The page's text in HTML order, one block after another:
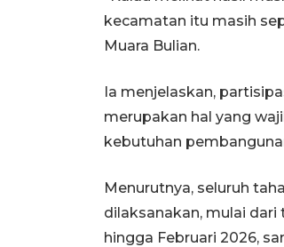
kecamatan itu masih
Muara Bulian.
Ia menjelaskan,
merupakan hal yang
kebutuhan
Menurutnya, seluruh
dilaksanakan, mulai
hingga Februari 2026,